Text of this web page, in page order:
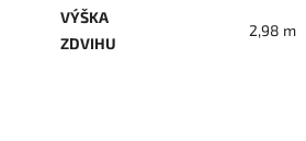
VÝŠKA
ZDVIHU
2,98 m